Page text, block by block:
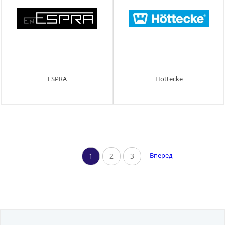
ESPRA Hottecke
Вперед
1 2 3